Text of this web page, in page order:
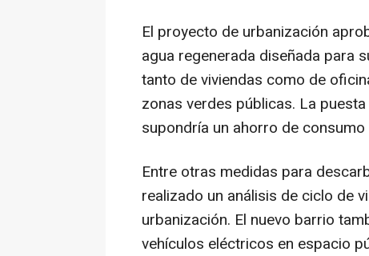
El proyecto de urbanización
agua regenerada diseñada para
tanto de viviendas como de
zonas verdes públicas. La
supondría un ahorro de
Entre otras medidas para
realizado un análisis de ciclo de
urbanización. El nuevo barrio
vehículos eléctricos en espacio